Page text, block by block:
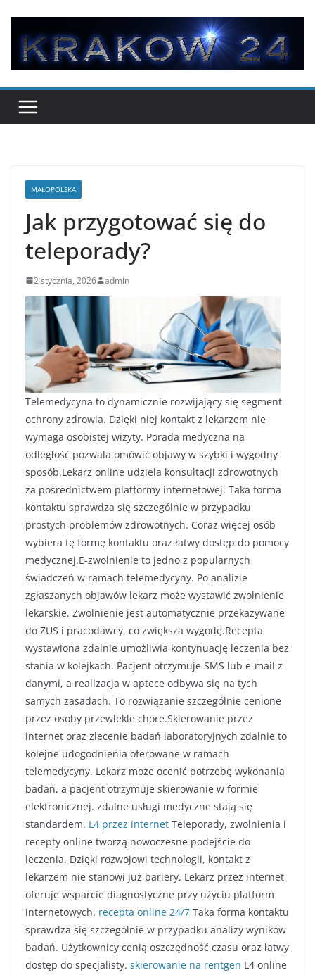
treści
MAŁOPOLSKA
Jak przygotować się do
teleporady?
2 stycznia, 2026 admin
Telemedycyna to dynamicznie rozwijający się segment
ochrony zdrowia. Dzięki niej kontakt z lekarzem nie
wymaga osobistej wizyty. Porada medyczna na
odległość pozwala omówić objawy w szybki i wygodny
sposób.Lekarz online udziela konsultacji zdrowotnych
za pośrednictwem platformy internetowej. Taka forma
kontaktu sprawdza się szczególnie w przypadku
prostych problemów zdrowotnych. Coraz więcej osób
wybiera tę formę kontaktu oraz łatwy dostęp do pomocy
medycznej.E-zwolnienie to jedno z popularnych
świadczeń w ramach telemedycyny. Po analizie
zgłaszanych objawów lekarz może wystawić zwolnienie
lekarskie. Zwolnienie jest automatycznie przekazywane
do ZUS i pracodawcy, co zwiększa wygodę.Recepta
wystawiona zdalnie umożliwia kontynuację leczenia bez
stania w kolejkach. Pacjent otrzymuje SMS lub e-mail z
danymi, a realizacja w aptece odbywa się na tych
samych zasadach. To rozwiązanie szczególnie cenione
przez osoby przewlekle chore.Skierowanie przez
internet oraz zlecenie badań laboratoryjnych zdalnie to
kolejne udogodnienia oferowane w ramach
telemedycyny. Lekarz może ocenić potrzebę wykonania
badań, a pacjent otrzymuje skierowanie w formie
elektronicznej. zdalne usługi medyczne stają się
standardem. L4 przez internet Teleporady, zwolnienia i
recepty online tworzą nowoczesne podejście do
leczenia. Dzięki rozwojowi technologii, kontakt z
lekarzem nie stanowi już bariery. Lekarz przez internet
oferuje wsparcie diagnostyczne przy użyciu platform
internetowych. recepta online 24/7 Taka forma kontaktu
sprawdza się szczególnie w przypadku analizy wyników
badań. Użytkownicy cenią oszczędność czasu oraz łatwy
dostęp do specjalisty. skierowanie na rentgen L4 online